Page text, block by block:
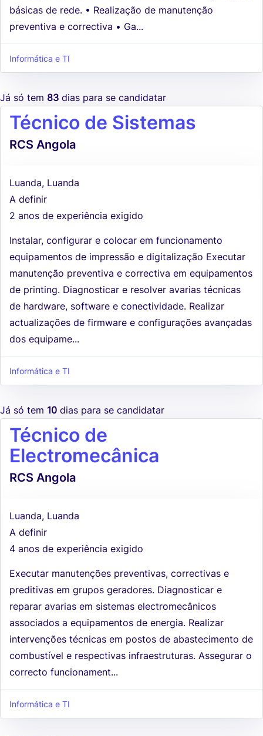
básicas de rede. • Realização de manutenção
preventiva e correctiva • Ga...
Informática e TI
Já só tem 83 dias para se candidatar
Técnico de Sistemas
RCS Angola
Luanda, Luanda
A definir
2 anos de experiência exigido
Instalar, configurar e colocar em funcionamento
equipamentos de impressão e digitalização Executar
manutenção preventiva e correctiva em equipamentos
de printing. Diagnosticar e resolver avarias técnicas
de hardware, software e conectividade. Realizar
actualizações de firmware e configurações avançadas
dos equipame...
Informática e TI
Já só tem 10 dias para se candidatar
Técnico de
Electromecânica
RCS Angola
Luanda, Luanda
A definir
4 anos de experiência exigido
Executar manutenções preventivas, correctivas e
preditivas em grupos geradores. Diagnosticar e
reparar avarias em sistemas electromecânicos
associados a equipamentos de energia. Realizar
intervenções técnicas em postos de abastecimento de
combustível e respectivas infraestruturas. Assegurar o
correcto funcionament...
Informática e TI